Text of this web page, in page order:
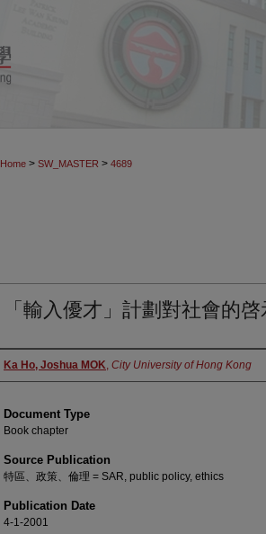
Home > SW_MASTER > 4689
「輸入優才」計劃對社會的啓
Authors
Ka Ho, Joshua MOK, City University of Hong Kong
Document Type
Book chapter
Source Publication
特區、政策、倫理 = SAR, public policy, ethics
Publication Date
4-1-2001